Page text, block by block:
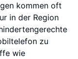
kommen oft
in der Region
zu
wie